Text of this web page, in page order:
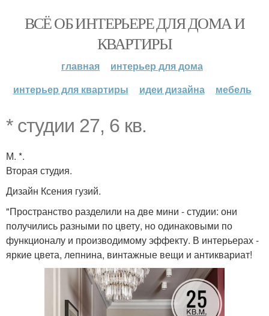
ВСЁ ОБ ИНТЕРЬЕРЕ ДЛЯ ДОМА И
КВАРТИРЫ
главная
интерьер для дома
интерьер для квартиры
идеи дизайна мебель
* студии 27, 6 кв.
М. *.
Вторая студия.
Дизайн Ксения гузий.
"Пространство разделили на две мини - студии: они
получились разными по цвету, но одинаковыми по
функционалу и производимому эффекту. В интерьерах -
яркие цвета, лепнина, винтажные вещи и антиквариат!